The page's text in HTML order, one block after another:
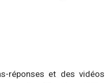
réponses et des vidéos